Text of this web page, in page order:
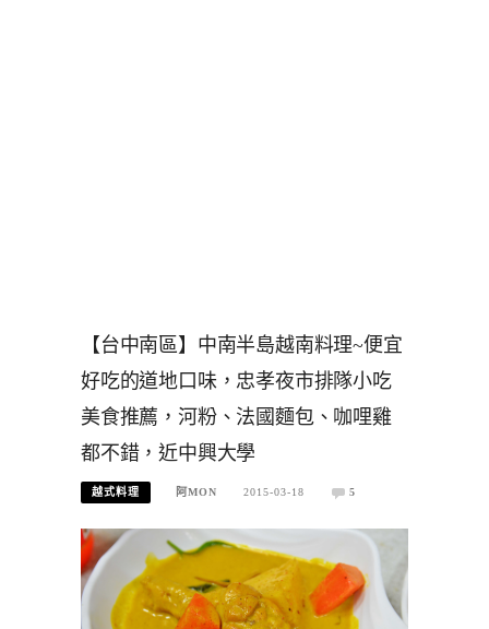
【台中南區】中南半島越南料理~便宜
好吃的道地口味，忠孝夜市排隊小吃
美食推薦，河粉、法國麵包、咖哩雞
都不錯，近中興大學
越式料理 阿MON 2015-03-18 5